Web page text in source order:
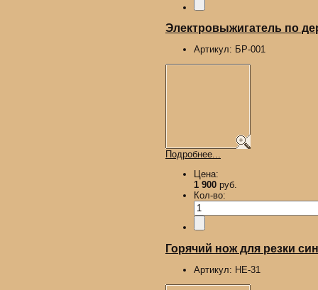
Электровыжигатель по
Артикул: БР-001
Подробнее...
Цена:
1 900 руб.
Кол-во:
Горячий нож для резки
Артикул: HE-31